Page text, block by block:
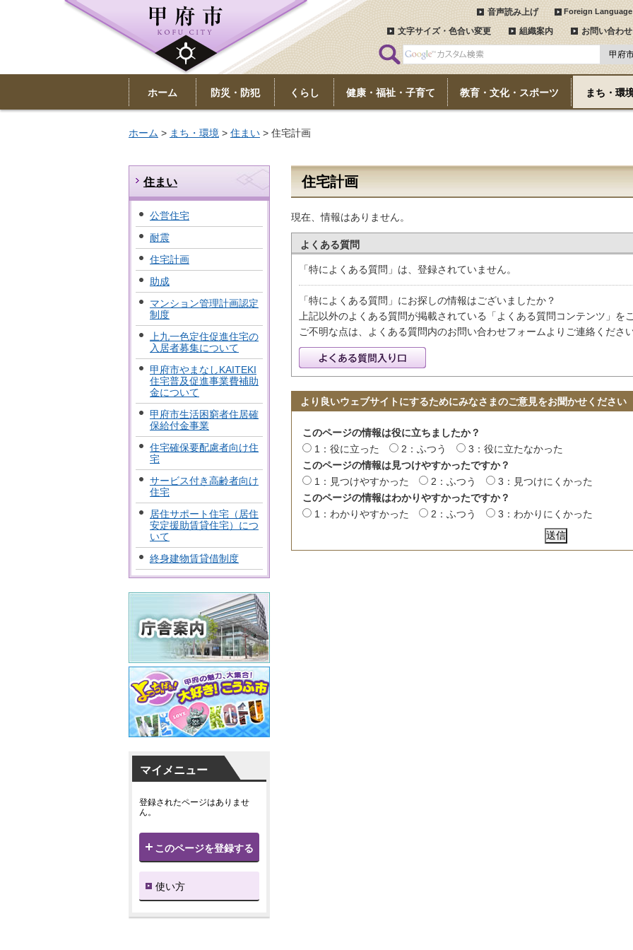
音声読み上げ Foreign Language
文字サイズ・色合い変更 組織案内 お問い合わせ
ホーム 防災・防犯 くらし 健康・福祉・子育て 教育・文化・スポーツ まち・環
ホーム > まち・環境 > 住まい > 住宅計画
住まい
公営住宅
耐震
住宅計画
助成
マンション管理計画認定
制度
上九一色定住促進住宅の
入居者募集について
甲府市やまなしKAITEKI
住宅普及促進事業費補助
金について
甲府市生活困窮者住居確
保給付金事業
住宅確保要配慮者向け住
宅
サービス付き高齢者向け
住宅
居住サポート住宅（居住
安定援助賃貸住宅）につ
いて
終身建物賃貸借制度
マイメニュー
登録されたページはありませ
ん。
このページを登録する
使い方
住宅計画
現在、情報はありません。
よくある質問
「特によくある質問」は、登録されていません。
「特によくある質問」にお探しの情報はございましたか？
上記以外のよくある質問が掲載されている「よくある質問コンテンツ」を
ご不明な点は、よくある質問内のお問い合わせフォームよりご連絡くださ
より良いウェブサイトにするためにみなさまのご意見をお聞かせください
このページの情報は役に立ちましたか？
1：役に立った
2：ふつう
3：役に立たなかった
このページの情報は見つけやすかったですか？
1：見つけやすかった
2：ふつう
3：見つけにくかった
このページの情報はわかりやすかったですか？
1：わかりやすかった
2：ふつう 3：わかりにくかった